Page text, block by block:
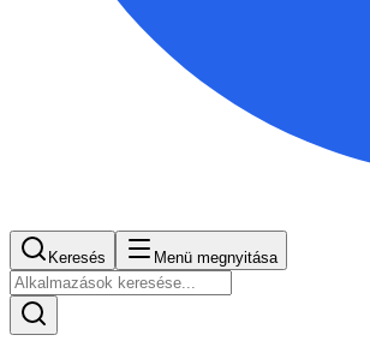
Keresés Menü megnyitása